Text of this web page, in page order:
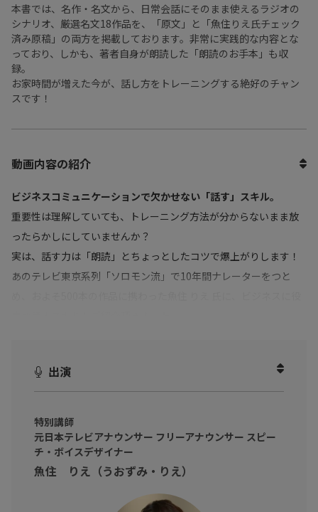
本書では、名作・名文から、日常会話にそのまま使えるラジオの
シナリオ、厳選名文18作品を、「原文」と「魚住りえ氏チェック
済み原稿」の両方を掲載しております。非常に実践的な内容とな
っており、しかも、著者自身が朗読した「朗読のお手本」も収
録。
お家時間が増えた今が、話し方をトレーニングする絶好のチャン
スです！
動画内容の紹介
ビジネスコミュニケーションで欠かせない「話す」スキル。
重要性は理解していても、トレーニング方法が分からないまま放
ったらかしにしていませんか？
実は、話す力は「朗読」とちょっとしたコツで爆上がりします！
あのテレビ東京系列「ソロモン流」で10年間ナレーターをつと
出演
特別講師
元日本テレビアナウンサー フリーアナウンサー スピー
チ・ボイスデザイナー
魚住 りえ（うおずみ・りえ）